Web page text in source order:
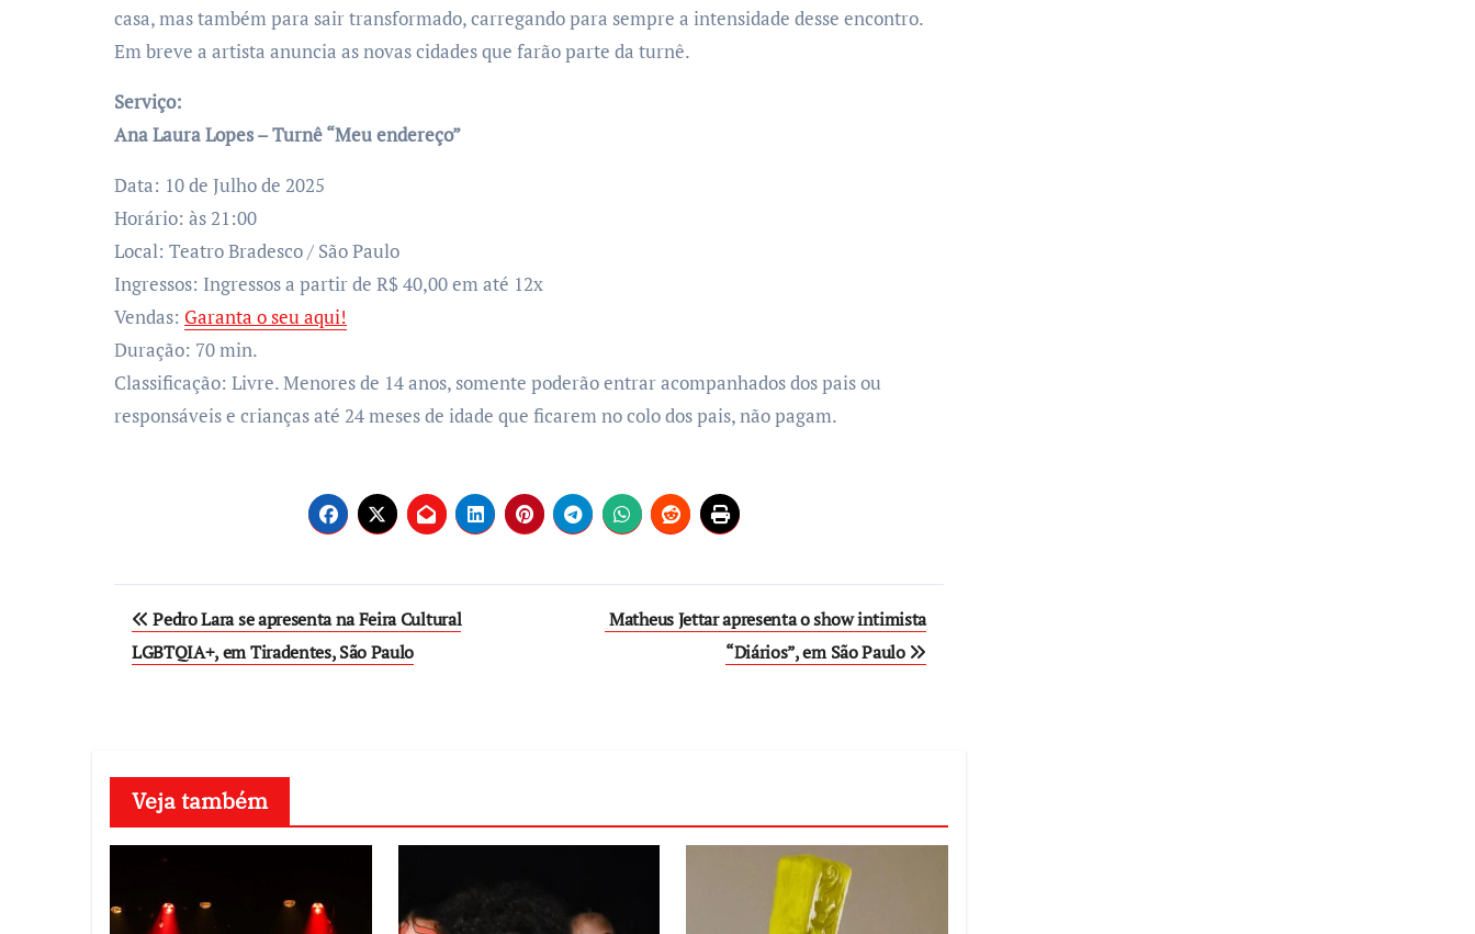
casa, mas também para sair transformado, carregando para sempre a intensidade desse encontro.
Em breve a artista anuncia as novas cidades que farão parte da turnê.
Serviço:
Ana Laura Lopes – Turnê “Meu endereço”
Data: 10 de Julho de 2025
Horário: às 21:00
Local: Teatro Bradesco / São Paulo
Ingressos: Ingressos a partir de R$ 40,00 em até 12x
Vendas: Garanta o seu aqui!
Duração: 70 min.
Classificação: Livre. Menores de 14 anos, somente poderão entrar acompanhados dos pais ou
responsáveis e crianças até 24 meses de idade que ficarem no colo dos pais, não pagam.
Post
navigation
Pedro Lara se apresenta na Feira Cultural
LGBTQIA+, em Tiradentes, São Paulo
Matheus Jettar apresenta o show intimista
“Diários”, em São Paulo
Veja também